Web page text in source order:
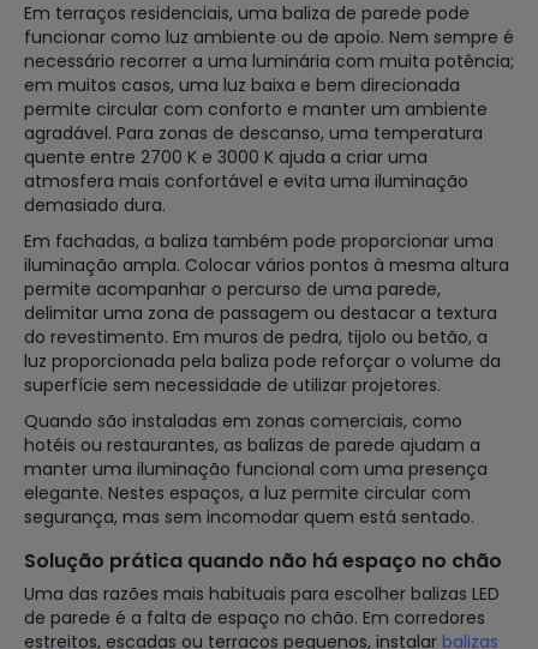
Em terraços residenciais, uma baliza de parede pode
funcionar como luz ambiente ou de apoio. Nem sempre é
necessário recorrer a uma luminária com muita potência;
em muitos casos, uma luz baixa e bem direcionada
permite circular com conforto e manter um ambiente
agradável. Para zonas de descanso, uma temperatura
quente entre 2700 K e 3000 K ajuda a criar uma
atmosfera mais confortável e evita uma iluminação
demasiado dura.
Em fachadas, a baliza também pode proporcionar uma
iluminação ampla. Colocar vários pontos à mesma altura
permite acompanhar o percurso de uma parede,
delimitar uma zona de passagem ou destacar a textura
do revestimento. Em muros de pedra, tijolo ou betão, a
luz proporcionada pela baliza pode reforçar o volume da
superfície sem necessidade de utilizar projetores.
Quando são instaladas em zonas comerciais, como
hotéis ou restaurantes, as balizas de parede ajudam a
manter uma iluminação funcional com uma presença
elegante. Nestes espaços, a luz permite circular com
segurança, mas sem incomodar quem está sentado.
Solução prática quando não há espaço no chão
Uma das razões mais habituais para escolher balizas LED
de parede é a falta de espaço no chão. Em corredores
estreitos, escadas ou terraços pequenos, instalar balizas